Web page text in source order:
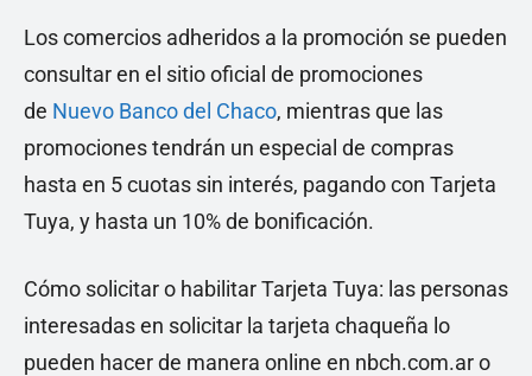
Los comercios adheridos a la promoción se pueden
consultar en el sitio oficial de promociones
de Nuevo Banco del Chaco, mientras que las
promociones tendrán un especial de compras
hasta en 5 cuotas sin interés, pagando con Tarjeta
Tuya, y hasta un 10% de bonificación.
Cómo solicitar o habilitar Tarjeta Tuya: las personas
interesadas en solicitar la tarjeta chaqueña lo
pueden hacer de manera online en nbch.com.ar o